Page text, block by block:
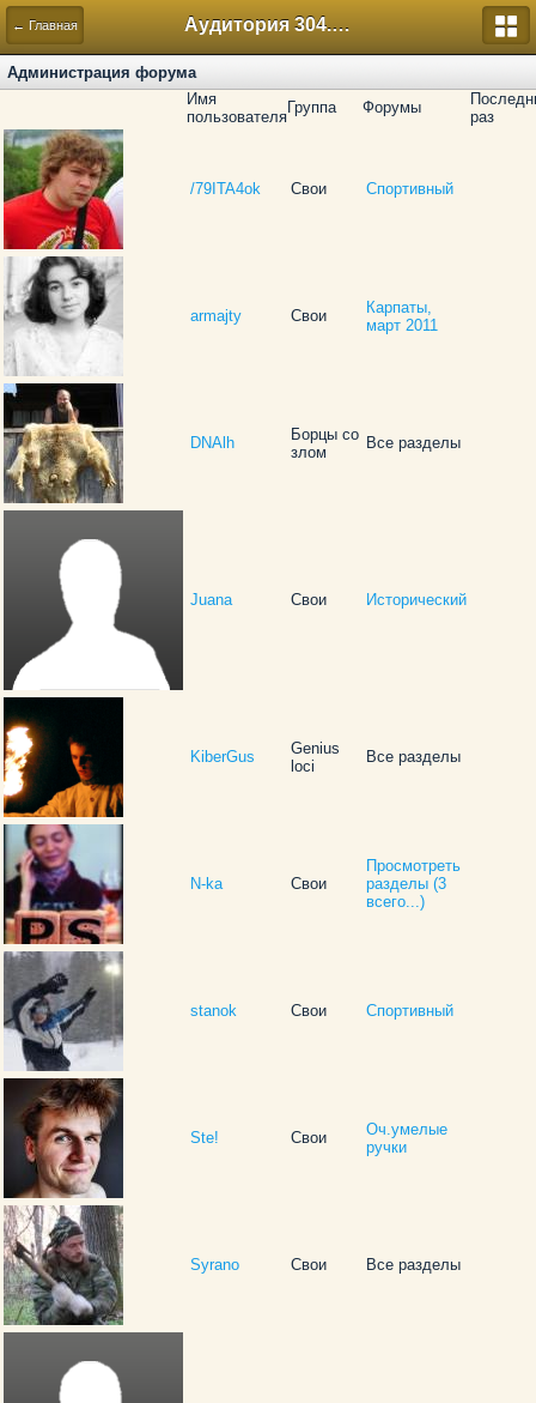
← Главная Аудитория 304. История России
Администрация форума
Имя
пользователя
Группа Форумы
раз
/79ITA4ok Свои Спортивный
armajty Свои
Карпаты,
март 2011
DNAlh
Борцы со
злом
Все разделы
Juana Свои Исторический
KiberGus
Genius
loci
Все разделы
N-ka Свои
Просмотреть
разделы (3
всего...)
stanok Свои Спортивный
Ste! Свои
Оч.умелые
ручки
Syrano Свои Все разделы